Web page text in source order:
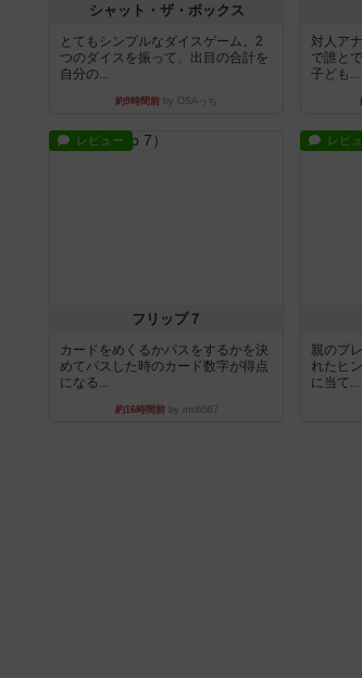
シャット・ザ・ボックス
とてもシンプルなダイスゲーム。2
つのダイスを振って、出目の合計を
自分の...
約9時間前 by OSAっち
対人ア
で誰と
子ども...
レビュー
フリップ７
カードをめくるかパスをするかを決
めてパスした時のカード数字が得点
になる...
約16時間前by mob567
レビ
親のプ
れたヒ
に当て...